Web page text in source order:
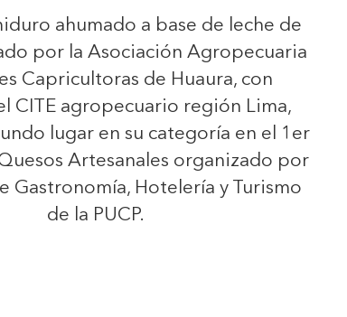
ahumado a base de leche de
por la Asociación Agropecuaria
Capricultoras de Huaura, con
CITE agropecuario región Lima,
lugar en su categoría en el 1er
Artesanales organizado por
Gastronomía, Hotelería y Turismo
de la PUCP.